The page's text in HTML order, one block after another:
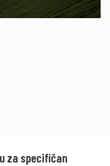
za specifičan